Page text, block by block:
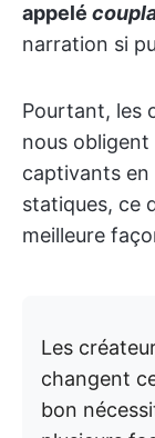
appelé
narration si
Pourtant, les
nous
captivants en
statiques, ce
meilleure
Les
changent
bon